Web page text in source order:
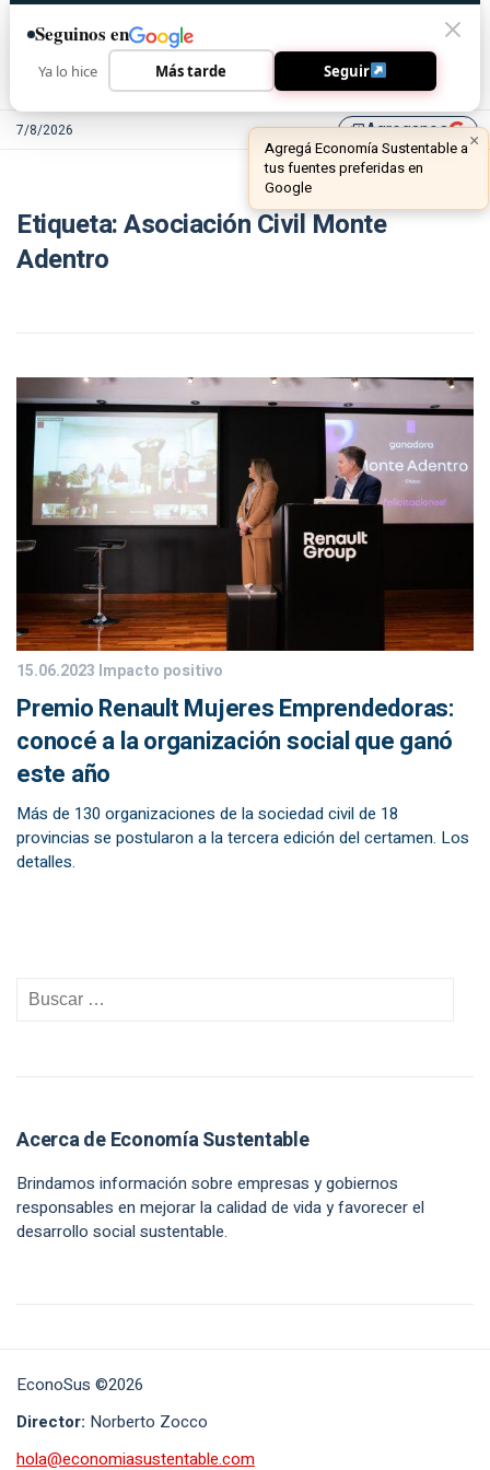
7/8/2026 library_addAgreganos ×
Agregá Economía Sustentable a
tus fuentes preferidas en
Google
Etiqueta:Asociación Civil Monte
Adentro
15.06.2023 Impacto positivo
Premio Renault Mujeres Emprendedoras:
conocé a la organización social que ganó
este año
Más de 130 organizaciones de la sociedad civil de 18
provincias se postularon a la tercera edición del certamen. Los
detalles.
Acerca de Economía Sustentable
Brindamos información sobre empresas y gobiernos
responsables en mejorar la calidad de vida y favorecer el
desarrollo social sustentable.
EconoSus ©2026
Director: Norberto Zocco
hola@economiasustentable.com
Seguinos en
Ya lo hice Más tarde Seguir